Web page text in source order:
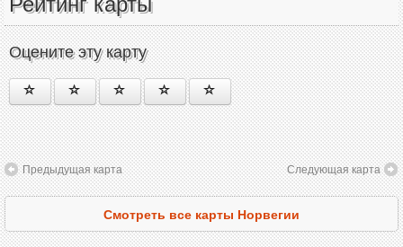
Оцените эту карту
Предыдущая карта Следующая карта
Смотреть все карты Норвегии